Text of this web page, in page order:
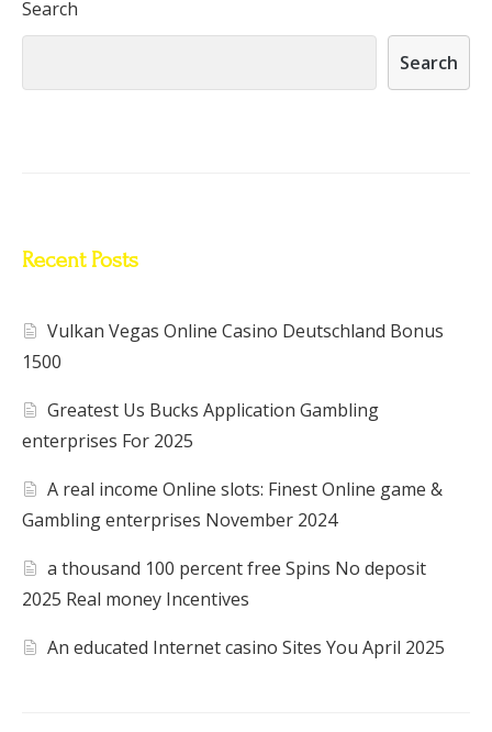
Search
Search
Recent Posts
Vulkan Vegas Online Casino Deutschland Bonus
1500
Greatest Us Bucks Application Gambling
enterprises For 2025
A real income Online slots: Finest Online game &
Gambling enterprises November 2024
a thousand 100 percent free Spins No deposit
2025 Real money Incentives
An educated Internet casino Sites You April 2025